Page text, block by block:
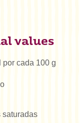
values
por cada 100 g
saturadas